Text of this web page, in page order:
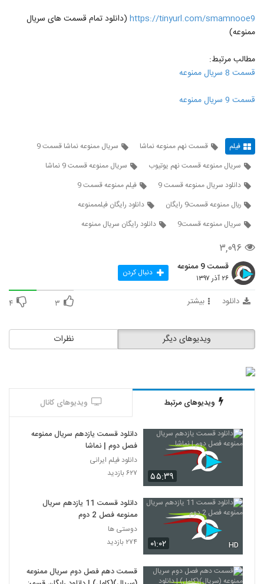
https://tinyurl.com/smamnooe9 (دانلود تمام قسمت های سریال
ممنوعه)
مطالب مرتبط:
قسمت 8 سریال ممنوعه
قسمت 9 سریال ممنوعه
فیلم قسمت نهم ممنوعه نماشا
سریال ممنوعه نماشا قسمت 9
سریال ممنوعه قسمت نهم یوتیوب
سریال ممنوعه قسمت 9 نماشا
دانلود سریال ممنوعه قسمت 9
فیلم ممنوعه قسمت 9
ريال ممنوعه قسمت9 رایگان
دانلود رایگان فیلمممنوعه
سريال ممنوعه قسمت9
دانلود رایگان سریال ممنوعه
۳,۰۹۶
قسمت 9 ممنوعه
۲۶ آذر ۱۳۹۷ دنبال کردن
دانلود بیشتر ۳ ۴
نظرات ویدیوهای دیگر
ویدیوهای مرتبط ویدیوهای کانال
۵۵:۳۹
دانلود قسمت یازدهم سریال ممنوعه
فصل دوم | نماشا
دانلود فیلم ایرانی
۶۲۷ بازدید
۰۱:۰۲ HD
دانلود قسمت 11 یازدهم سریال
ممنوعه فصل 2 دوم
دوستی ها
۲۷۴ بازدید
قسمت دهم فصل دوم سریال ممنوعه